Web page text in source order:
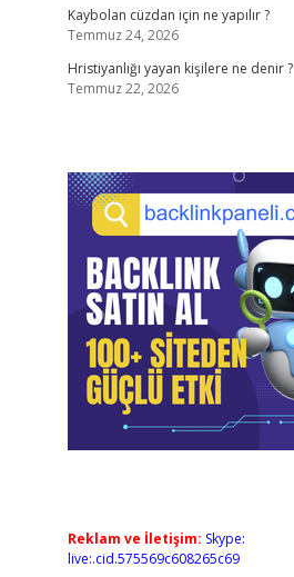
Kaybolan cüzdan için ne yapılır ?
Temmuz 24, 2026
Hristiyanlığı yayan kişilere ne denir ?
Temmuz 22, 2026
Reklam ve İletişim: Skype:
live:.cid.575569c608265c69